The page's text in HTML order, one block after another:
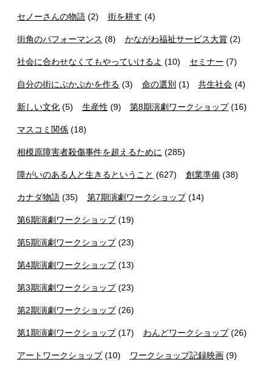
セノーさんの物語 (2) 街を耕す (4)
街角のパフォーマンス (8) かながわ福祉サービス大賞(2)
社会に合わせなくてもやっていけるよ (10) セミナー (7)
自分の街にぷかぷかを作る (3) 命の選別 (1) 共生社会 (4)
新しい文化 (5) 生産性 (9) 第8期演劇ワークショップ(16)
マスコミ関係 (18)
相模原障害者殺傷事件を超えるために (285)
障がいのある人と生きるということ (627) 創業準備(38)
カナダ物語 (35) 第7期演劇ワークショップ(14)
第6期演劇ワークショップ(19)
第5期演劇ワークショップ(23)
第4期演劇ワークショップ(13)
第3期演劇ワークショップ(23)
第2期演劇ワークショップ(26)
第1期演劇ワークショップ(17) わんどワークショップ(26)
アートワークショップ(10) ワークショップ記録映画(9)